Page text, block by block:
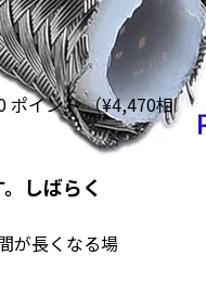
ポイント （¥4,470相
しばらく
が長くなる場